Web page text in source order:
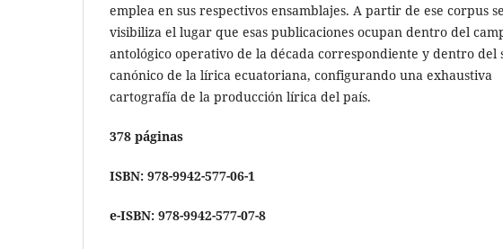
emplea en sus respectivos ensamblajes. A partir de ese corpus se
visibiliza el lugar que esas publicaciones ocupan dentro del
antológico operativo de la década correspondiente y dentro del
canónico de la lírica ecuatoriana, configurando una exhaustiva
cartografía de la producción lírica del país.
378 páginas
ISBN: 978-9942-577-06-1
e-ISBN: 978-9942-577-07-8